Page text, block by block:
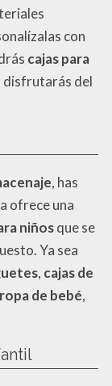
con
cajas para
disfrutarás del
, has
ofrece una
niñosque se
Ya sea
, cajas de
de bebé,